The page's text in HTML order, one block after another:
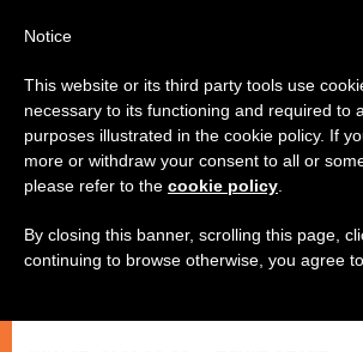
الأساسية في رسالة البابا
العامة
Notice
This website or its third party tools use
necessary to its functioning and required to
purposes illustrated in the cookie policy. If
more or withdraw your consent to all or
please refer to the cookie policy
By closing this banner, scrolling this page,
continuing to browse otherwise, you agree